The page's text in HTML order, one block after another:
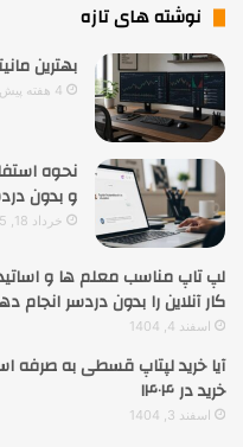
نوشته های تازه
بهترین
4 هفته پیش
و بدون
خرداد 18, 1405
لپ تاپ مناسب معلم ها و
کار آنلاین را بدون دردسر انجام
اسفند 4, 1404
آیا خرید لپتاپ قسطی به صرفه
خرید در ۱۴۰۴
اسفند 3, 1404